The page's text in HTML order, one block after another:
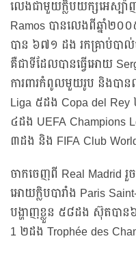
លេងជាមួយក្លិបយក្សអេស្ប៉ា
Ramos បានលេងពីឆ្នាំ២
បាន ៦៧១ ដង រកគ្រាប់បា
គឺជាទីដែលបានធ្វើអោយ
ការពារកំពូលមួយរូប និងបាន
Liga ៥ដង Copa del Rey
៤ដង UEFA Champions
៣ដង និង FIFA Club
ចាកចេញពី Real Madrid រួ
អោយក្លិបបារាំង Paris
បង្ហាញខ្លួន ៥៨ដង ស៊ុតបាន៦
1 ២ដង Trophée des